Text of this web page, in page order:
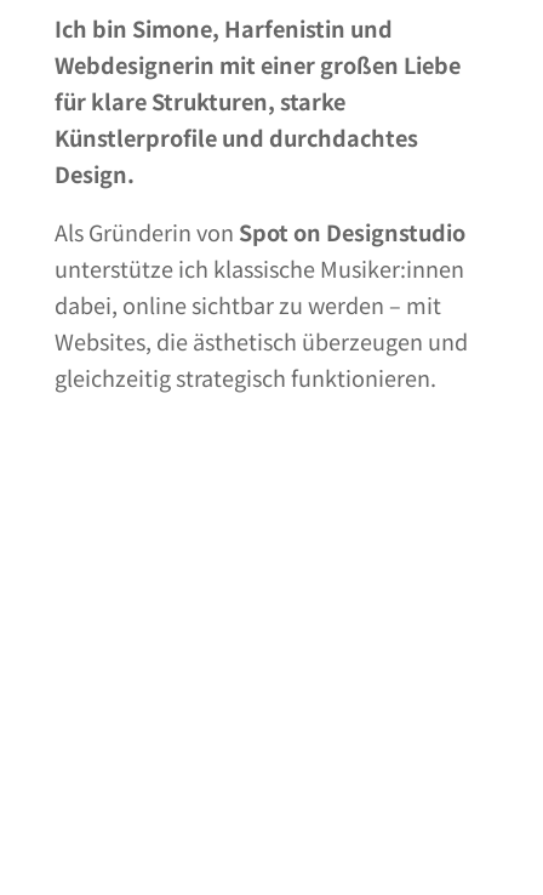
Ich bin Simone, Harfenistin und
Webdesignerin mit einer großen Liebe
für klare Strukturen, starke
Künstlerprofile und durchdachtes
Design.
Als Gründerin von Spot on Designstudio
unterstütze ich klassische Musiker:innen
dabei, online sichtbar zu werden – mit
Websites, die ästhetisch überzeugen und
gleichzeitig strategisch funktionieren.